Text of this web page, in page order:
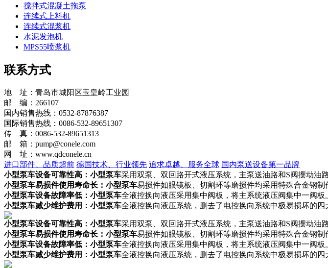
搅拌式混凝土拖泵
连续式上料机
连续式混浆机
水泥发泡机
MPS55喷浆机
联系方式
地 址：青岛市城阳区玉皇岭工业园
邮 编：266107
国内销售热线：0532-87876387
国际销售热线：0086-532-89651307
传 真：0086-532-89651313
邮 箱：pump@conele.com
网 址：www.qdconele.cn
进口部件、品质超前 德国技术、行业领先 追求卓越、服务全球 国内泵送设备第一品牌
小型泵车设备可靠性高： 小型泵车采用双泵、双回路开式液压系统，主泵送油路和S阀摆动油
小型泵车易损件使用寿命长： 小型泵车易损件如眼镜板、切割环等磨损件均采用特殊合金钢制
小型泵车设备故障率低： 小型泵车全液控换向液压采用集中阀板，将主系统液压阀集中一阀
小型泵车减少维护费用： 小型泵车全液控换向液压系统，删去了电控换向系统中极易损坏的四
小型泵车设备可靠性高： 小型泵车采用双泵、双回路开式液压系统，主泵送油路和S阀摆动油
小型泵车易损件使用寿命长： 小型泵车易损件如眼镜板、切割环等磨损件均采用特殊合金钢制
小型泵车设备故障率低： 小型泵车全液控换向液压采用集中阀板，将主系统液压阀集中一阀
小型泵车减少维护费用： 小型泵车全液控换向液压系统，删去了电控换向系统中极易损坏的四